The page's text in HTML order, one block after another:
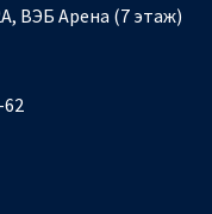
ВЭБ Арена (7 этаж)
62